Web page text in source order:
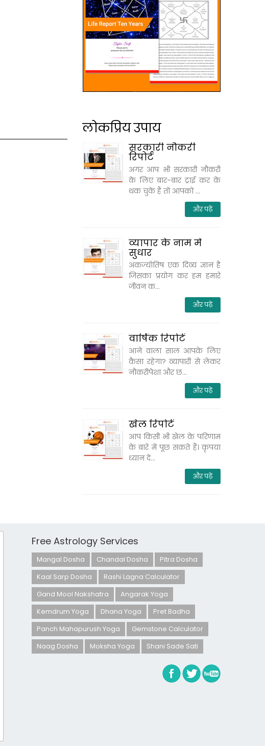
लोकप्रिय उपाय
सरकारी नौकरी
रिपोर्ट
अगर आप भी सरकारी नौकरी
के लिए बार-बार ट्राई कर के
थक चुके हैं तो आपको ...
और पढ़ें
व्यापार के नाम में
सुधार
अंकज्‍योतिष एक दिव्‍य ज्ञान है
जिसका प्रयोग कर हम हमारे
जीवन क...
और पढ़ें
वार्षिक रिपोर्ट
आने वाला साल आपके लिए
कैसा रहेगा? व्‍यापारी से लेकर
नौकरीपेशा और छ...
और पढ़ें
खेल रिपोर्ट
आप किसी भी खेल के परिणाम
के बारे में पूछ सकते हैं। कृपया
ध्‍यान दे...
और पढ़ें
Free Astrology Services
Mangal Dosha Chandal Dosha
Pitra Dosha
Kaal Sarp Dosha
Rashi Lagna Calculator
Gand Mool Nakshatra
Angarak Yoga
Kemdrum Yoga
Dhana Yoga
Pret Badha
Panch Mahapurush Yoga
Gemstone Calculator
Naag Dosha
Moksha Yoga Shani Sade Sati